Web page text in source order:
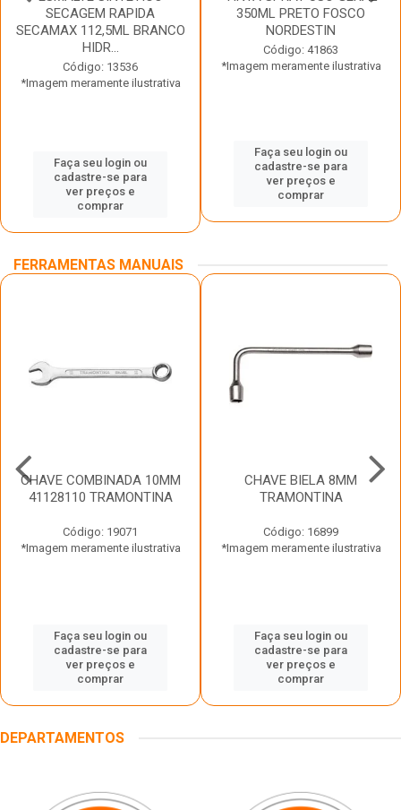
SECAGEM RAPIDA
SECAMAX 112,5ML BRANCO
HIDR...
Código: 13536
*Imagem meramente ilustrativa
Faça seu login ou
cadastre-se para
ver preços e
comprar
350ML PRETO FOSCO
NORDESTIN
Código: 41863
*Imagem meramente ilustrativa
Faça seu login ou
cadastre-se para
ver preços e
comprar
FERRAMENTAS MANUAIS
CHAVE COMBINADA 10MM
41128110 TRAMONTINA
Código: 19071
*Imagem meramente ilustrativa
Faça seu login ou
cadastre-se para
ver preços e
comprar
CHAVE BIELA 8MM
TRAMONTINA
Código: 16899
*Imagem meramente ilustrativa
Faça seu login ou
cadastre-se para
ver preços e
comprar
DEPARTAMENTOS